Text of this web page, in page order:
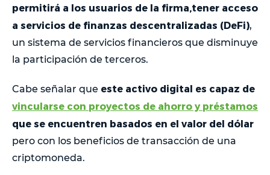
permitirá a los usuarios de la firma,tener acceso
a servicios de finanzas descentralizadas (DeFi),
un sistema de servicios financieros que disminuye
la participación de terceros.
Cabe señalar que este activo digital es capaz de
vincularse con proyectos de ahorro y préstamos
que se encuentren basados en el valor del dólar
pero con los beneficios de transacción de una
criptomoneda.